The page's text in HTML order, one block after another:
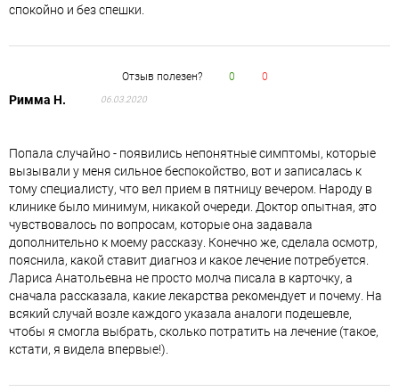
спокойно и без спешки.
Отзыв полезен? 0 0
Римма Н. 06.03.2020
Попала случайно - появились непонятные симптомы, которые
вызывали у меня сильное беспокойство, вот и записалась к
тому специалисту, что вел прием в пятницу вечером. Народу в
клинике было минимум, никакой очереди. Доктор опытная, это
чувствовалось по вопросам, которые она задавала
дополнительно к моему рассказу. Конечно же, сделала осмотр,
пояснила, какой ставит диагноз и какое лечение потребуется.
Лариса Анатольевна не просто молча писала в карточку, а
сначала рассказала, какие лекарства рекомендует и почему. На
всякий случай возле каждого указала аналоги подешевле,
чтобы я смогла выбрать, сколько потратить на лечение (такое,
кстати, я видела впервые!).